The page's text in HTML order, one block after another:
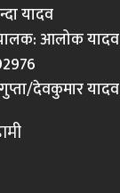
यादव
आलोक यादव
देवकुमार यादव